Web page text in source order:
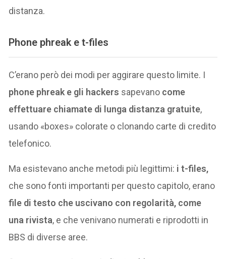
distanza.
Phone phreak e t-files
C’erano però dei modi per aggirare questo limite. I
phone phreak e gli hackers sapevano come
effettuare chiamate di lunga distanza gratuite,
usando «boxes» colorate o clonando carte di credito
telefonico.
Ma esistevano anche metodi più legittimi: i t-files,
che sono fonti importanti per questo capitolo, erano
file di testo che uscivano con regolarità, come
una rivista, e che venivano numerati e riprodotti in
BBS di diverse aree.